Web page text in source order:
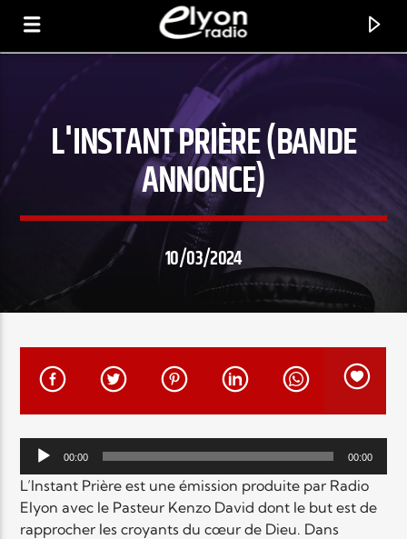
RADIO ELYON
POSITIVE ET ENCOURAGEANTE !
TITRE
ARTISTE
L'INSTANT PRIÈRE (BANDE
ANNONCE)
10/03/2024
Lecteur00:00 00:00
L’Instant Prière est une émission produite par Radio
Elyon avec le Pasteur Kenzo David dont le but est de
rapprocher les croyants du cœur de Dieu. Dans